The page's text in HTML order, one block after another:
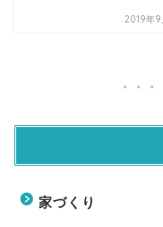
2019年9
家づくり